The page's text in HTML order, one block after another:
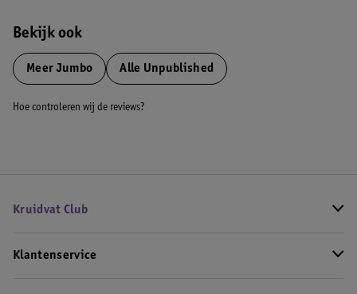
Bekijk ook
Meer Jumbo Alle Unpublished
Hoe controleren wij de reviews?
Kruidvat Club
Klantenservice